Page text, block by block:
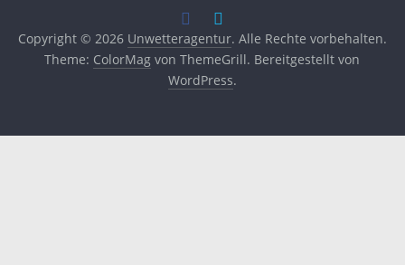
Copyright © 2026 Unwetteragentur. Alle Rechte vorbehalten.
Theme: ColorMag von ThemeGrill. Bereitgestellt von
WordPress.